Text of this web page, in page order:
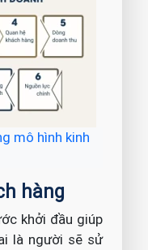
mô hình kinh
hàng
khởi đầu giúp
là người sẽ sử